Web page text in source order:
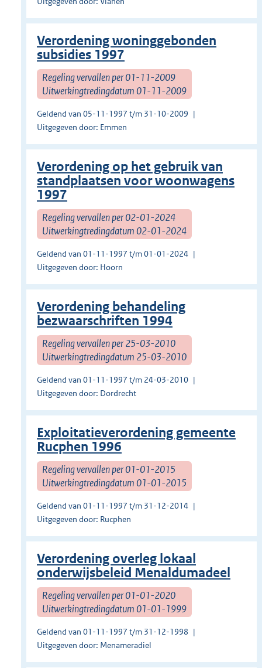
Verordening woninggebonden
subsidies 1997
Regeling vervallen per 01-11-2009
Uitwerkingtredingdatum 01-11-2009
Geldend van 05-11-1997 t/m 31-10-2009
Uitgegeven door: Emmen
Verordening op het gebruik van
standplaatsen voor woonwagens
1997
Regeling vervallen per 02-01-2024
Uitwerkingtredingdatum 02-01-2024
Geldend van 01-11-1997 t/m 01-01-2024
Uitgegeven door: Hoorn
Verordening behandeling
bezwaarschriften 1994
Regeling vervallen per 25-03-2010
Uitwerkingtredingdatum 25-03-2010
Geldend van 01-11-1997 t/m 24-03-2010
Uitgegeven door: Dordrecht
Exploitatieverordening gemeente
Rucphen 1996
Regeling vervallen per 01-01-2015
Uitwerkingtredingdatum 01-01-2015
Geldend van 01-11-1997 t/m 31-12-2014
Uitgegeven door: Rucphen
Verordening overleg lokaal
onderwijsbeleid Menaldumadeel
Regeling vervallen per 01-01-2020
Uitwerkingtredingdatum 01-01-1999
Geldend van 01-11-1997 t/m 31-12-1998
Uitgegeven door: Menameradiel